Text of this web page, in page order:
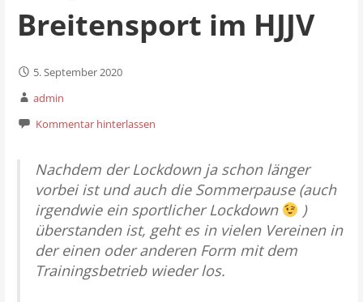
Breitensport im HJJV
5. September 2020
admin
Kommentar hinterlassen
Nachdem der Lockdown ja schon länger
vorbei ist und auch die Sommerpause (auch
irgendwie ein sportlicher Lockdown
)
überstanden ist, geht es in vielen Vereinen in
der einen oder anderen Form mit dem
Trainingsbetrieb wieder los.